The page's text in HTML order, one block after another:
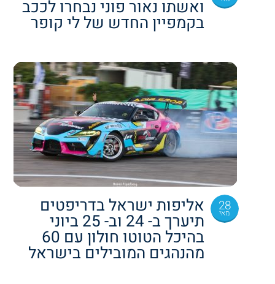
ואשתו נאור פוני נבחרו לככב
בקמפיין החדש של לי קופר
28
מאי אליפות ישראל בדריפטים
תיערך ב- 24 וב- 25 ביוני
בהיכל הטוטו חולון עם 60
מהנהגים המובילים בישראל